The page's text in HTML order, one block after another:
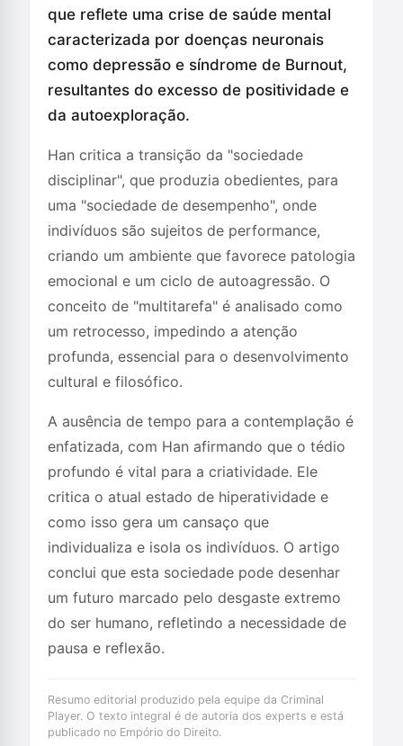
que reflete uma crise de saúde mental
caracterizada por doenças neuronais
como depressão e síndrome de Burnout,
resultantes do excesso de positividade e
da autoexploração.
Han critica a transição da "sociedade
disciplinar", que produzia obedientes, para
uma "sociedade de desempenho", onde
indivíduos são sujeitos de performance,
criando um ambiente que favorece patologia
emocional e um ciclo de autoagressão. O
conceito de "multitarefa" é analisado como
um retrocesso, impedindo a atenção
profunda, essencial para o desenvolvimento
cultural e filosófico.
A ausência de tempo para a contemplação é
enfatizada, com Han afirmando que o tédio
profundo é vital para a criatividade. Ele
critica o atual estado de hiperatividade e
como isso gera um cansaço que
individualiza e isola os indivíduos. O artigo
conclui que esta sociedade pode desenhar
um futuro marcado pelo desgaste extremo
do ser humano, refletindo a necessidade de
pausa e reflexão.
Resumo editorial produzido pela equipe da Criminal
Player. O texto integral é de autoria dos experts e está
publicado no Empório do Direito.